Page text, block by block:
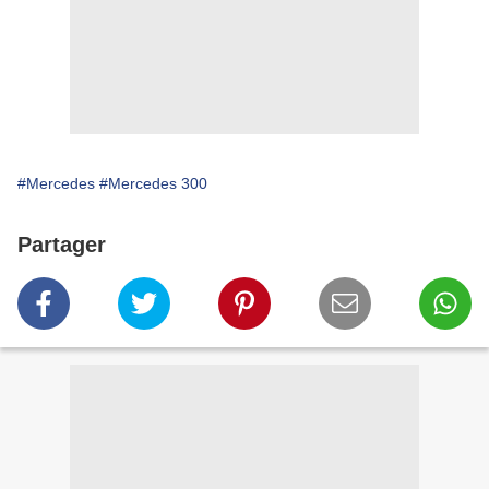
#Mercedes #Mercedes 300
Partager